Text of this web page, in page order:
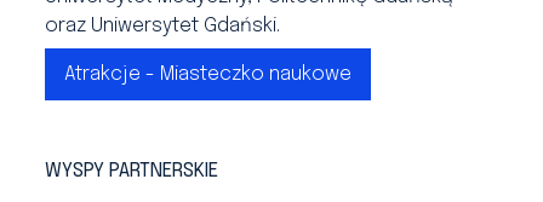
oraz Uniwersytet Gdański.
Atrakcje - Miasteczko naukowe
WYSPY PARTNERSKIE